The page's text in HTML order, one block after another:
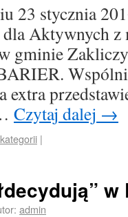
23 stycznia
Aktywnych z
gminie
extra
Czytaj dalej →
|
admin